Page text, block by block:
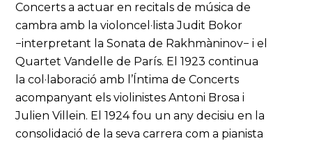
Concerts a actuar en recitals de música de
cambra amb la violoncel·lista Judit Bokor
−interpretant la Sonata de Rakhmàninov− i el
Quartet Vandelle de París. El 1923 continua
la col·laboració amb l’Íntima de Concerts
acompanyant els violinistes Antoni Brosa i
Julien Villein. El 1924 fou un any decisiu en la
consolidació de la seva carrera com a pianista